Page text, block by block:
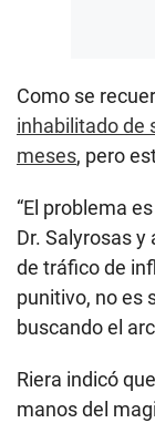
Como se
inhabilitado de
meses, pero
“El problema
Dr. Salyrosas
de tráfico de
punitivo, no es
buscando el
Riera indicó
manos del